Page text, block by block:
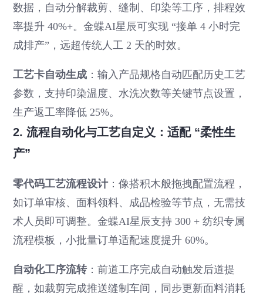
数据，自动分解裁剪、缝制、印染等工序，排程效
率提升 40%+。金蝶AI星辰可实现 “接单 4 小时完
成排产”，远超传统人工 2 天的时效。
工艺卡自动生成 ：输入产品规格自动匹配历史工艺
参数，支持印染温度、水洗次数等关键节点设置，
生产返工率降低 25%。
2. 流程自动化与工艺自定义：适配 “柔性生
产”
零代码工艺流程设计：像搭积木般拖拽配置流程，
如订单审核、面料领料、成品检验等节点，无需技
术人员即可调整。金蝶AI星辰支持 300 + 纺织专属
流程模板，小批量订单适配速度提升 60%。
自动化工序流转：前道工序完成自动触发后道提
醒，如裁剪完成推送缝制车间，同步更新面料消耗